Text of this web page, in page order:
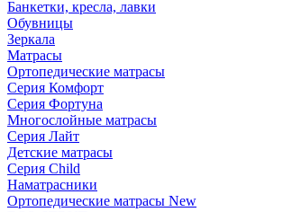
Банкетки, кресла, лавки
Обувницы
Зеркала
Матрасы
Ортопедические матрасы
Серия Комфорт
Серия Фортуна
Многослойные матрасы
Серия Лайт
Детские матрасы
Серия Child
Наматрасники
Ортопедические матрасы New